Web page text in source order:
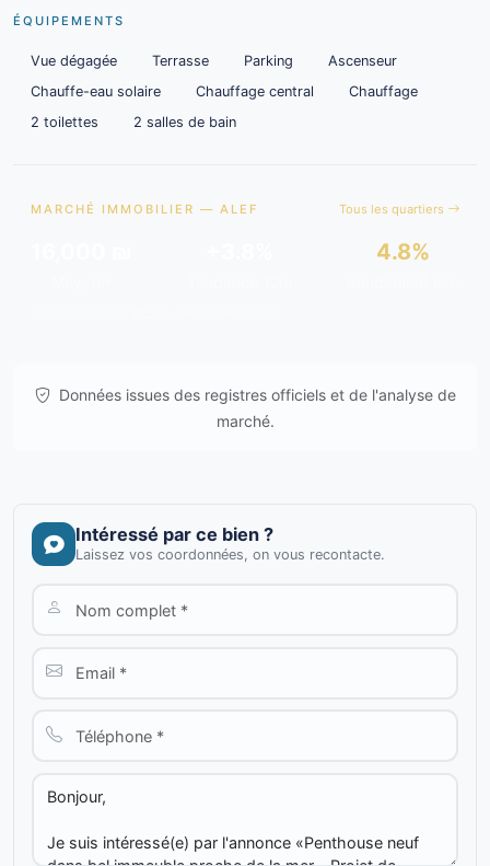
ÉQUIPEMENTS
Vue dégagée Terrasse Parking
Ascenseur
Chauffe-eau solaire
Chauffage central
Chauffage
2 toilettes
2 salles de bain
MARCHÉ IMMOBILIER — ALEF Tous les quartiers
4.8%
Données issues des registres officiels et de l'analyse de
marché.
Intéressé par ce bien ?
Laissez vos coordonnées, on vous recontacte.